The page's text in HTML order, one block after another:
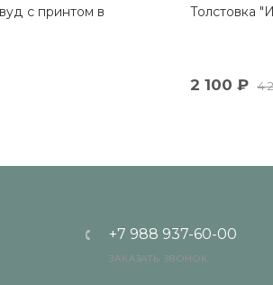
с принтом в
Толстовка
2 100 ₽ 4
+7 988 937-60-00
ЗАКАЗАТЬ ЗВОНОК